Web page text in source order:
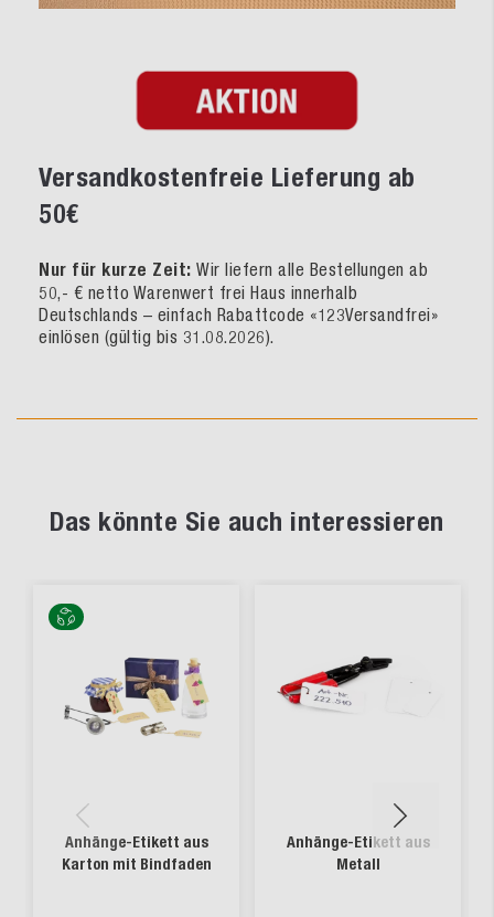
Versandkostenfreie Lieferung ab
50€
Nur für kurze Zeit: Wir liefern alle Bestellungen ab
50,- € netto Warenwert frei Haus innerhalb
Deutschlands – einfach Rabattcode «123Versandfrei»
einlösen (gültig bis 31.08.2026).
Das könnte Sie auch interessieren
Anhänge-Etikett aus
Karton mit Bindfaden
Anhänge-Etikett aus
Metall